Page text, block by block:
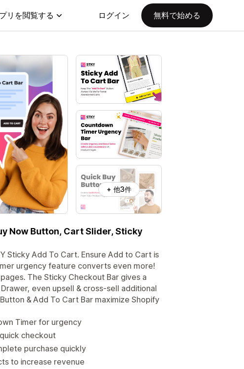
リを閲覧する ログイン 無料で始める
+ 他3件
Now Button, Cart Slider, Sticky
Sticky Add To Cart. Ensure Add to Cart is
urgency feature converts even more!
The Sticky Checkout Bar gives a
even upsell & cross-sell additional
& Add To Cart Bar maximize Shopify
Timer for urgency
checkout
purchase quickly
to increase revenue